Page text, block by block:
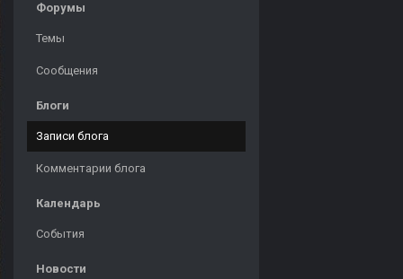
Форумы
Темы
Сообщения
Блоги
Записи блога
Комментарии блога
Календарь
События
Новости